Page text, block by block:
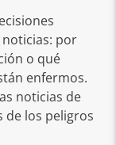
por
o qué
enfermos.
noticias de
de los peligros